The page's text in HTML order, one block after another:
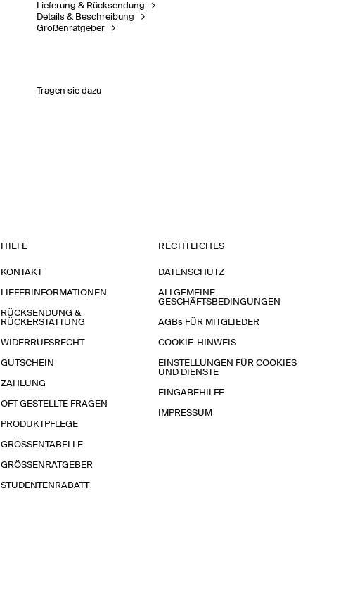
Lieferung & Rücksendung
Details & Beschreibung
Größenratgeber
Tragen sie dazu
HILFE
KONTAKT
LIEFERINFORMATIONEN
RÜCKSENDUNG &
RÜCKERSTATTUNG
WIDERRUFSRECHT
GUTSCHEIN
ZAHLUNG
OFT GESTELLTE FRAGEN
PRODUKTPFLEGE
GRÖSSENTABELLE
GRÖSSENRATGEBER
STUDENTENRABATT
RECHTLICHES
DATENSCHUTZ
ALLGEMEINE
GESCHÄFTSBEDINGUNGEN
AGBs FÜR MITGLIEDER
COOKIE-HINWEIS
EINSTELLUNGEN FÜR COOKIES
UND DIENSTE
EINGABEHILFE
IMPRESSUM